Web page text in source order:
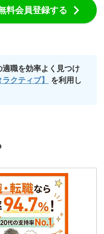
料会員登録する
職を効率よく見つけ
ラクティブ】 を利用 し